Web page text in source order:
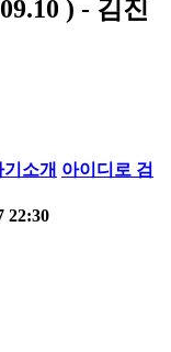
) - 김진
기소개 아이디로 검
22:30